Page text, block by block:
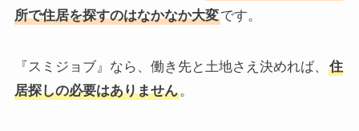
所で住居を探すのはなかなか大変です。
『スミジョブ』なら、働き先と土地さえ決めれば、
住
居探しの必要はありません。